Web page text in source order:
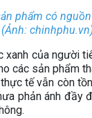
phẩm có
của người
các sản phẩm
tế vẫn còn
phản ánh đầy